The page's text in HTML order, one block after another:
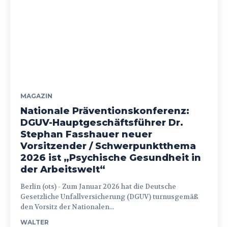
MAGAZIN
Nationale Präventionskonferenz:
DGUV-Hauptgeschäftsführer Dr.
Stephan Fasshauer neuer
Vorsitzender / Schwerpunktthema
2026 ist „Psychische Gesundheit in
der Arbeitswelt“
Berlin (ots) - Zum Januar 2026 hat die Deutsche
Gesetzliche Unfallversicherung (DGUV) turnusgemäß
den Vorsitz der Nationalen...
WALTER